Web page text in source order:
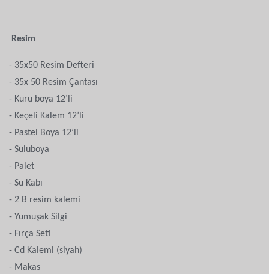
Resim
- 35x50 Resim Defteri
- 35x 50 Resim Çantası
- Kuru boya 12’li
- Keçeli Kalem 12’li
- Pastel Boya 12’li
- Suluboya
- Palet
- Su Kabı
- 2 B resim kalemi
- Yumuşak Silgi
- Fırça Seti
- Cd Kalemi (siyah)
- Makas